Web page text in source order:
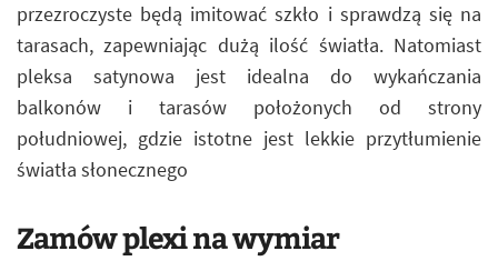
przezroczyste będą imitować szkło i sprawdzą się na
tarasach, zapewniając dużą ilość światła. Natomiast
pleksa satynowa jest idealna do wykańczania
balkonów i tarasów położonych od strony
południowej, gdzie istotne jest lekkie przytłumienie
światła słonecznego
Zamów plexi na wymiar